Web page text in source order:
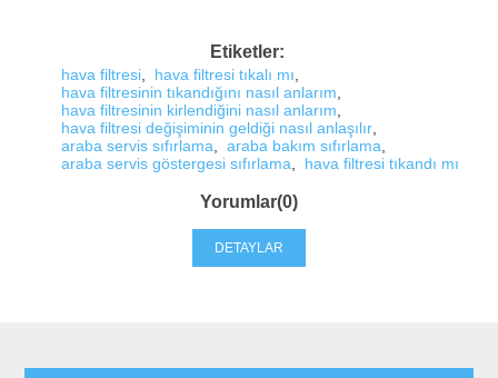
Etiketler:
hava filtresi hava filtresi tıkalı mı
hava filtresinin tıkandığını nasıl anlarım
hava filtresinin kirlendiğini nasıl anlarım
hava filtresi değişiminin geldiği nasıl anlaşılır
araba servis sıfırlama
araba bakım sıfırlama
araba servis göstergesi sıfırlama
hava filtresi tıkandı mı
Yorumlar(0)
DETAYLAR